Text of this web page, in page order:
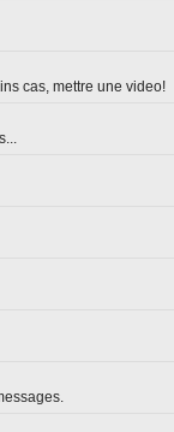
cas, mettre une video!